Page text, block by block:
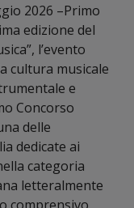
2026 –Primo
edizione del
l’evento
cultura musicale
e
Concorso
delle
dedicate ai
categoria
letteralmente
comprensivo